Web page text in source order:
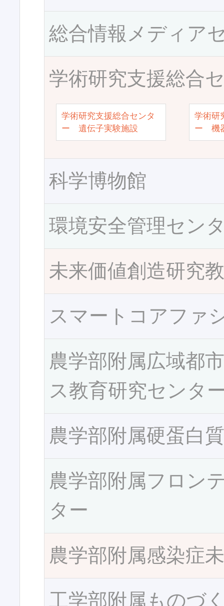
総合情報メディア
学術研究支援総合
学術研究支援総合センタ
ー 遺伝子実験施設
学術研
ー 機
科学博物館
環境安全管理セン
未来価値創造研究
スマートコアファ
農学部附属広域都
ス教育研究センタ
農学部附属硬蛋白
農学部附属フロン
ター
農学部附属感染症
工学部附属ものづ